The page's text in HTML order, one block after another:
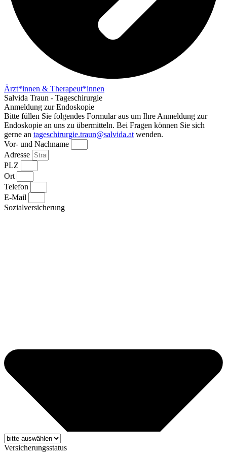
Ärzt*innen & Therapeut*innen
Salvida Traun - Tageschirurgie
Anmeldung zurEndoskopie
Bitte füllen Sie folgendes Formular aus um Ihre An­mel­dung zur
Endo­skopie an uns zu über­mitteln. Bei Fragen können Sie sich
gerne an tageschirurgie.traun@salvida.at wenden.
Vor- und Nachname
Adresse
PLZ
Ort
Telefon
E-Mail
Sozialversicherung
Versicherungsstatus